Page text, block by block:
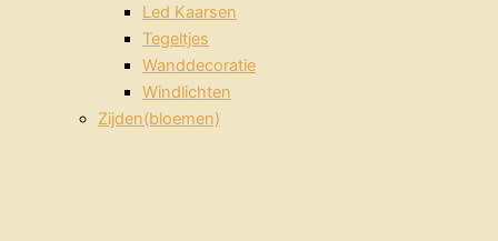
Led Kaarsen
Tegeltjes
Wanddecoratie
Windlichten
Zijden(bloemen)